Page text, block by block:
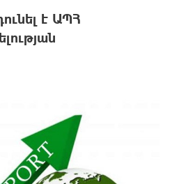
է ԱՊՀ